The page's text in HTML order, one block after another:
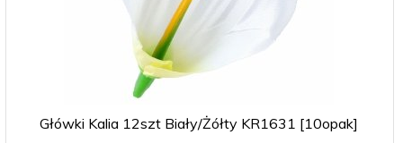
Główki Kalia 12szt Biały/Żółty KR1631 [10opak]